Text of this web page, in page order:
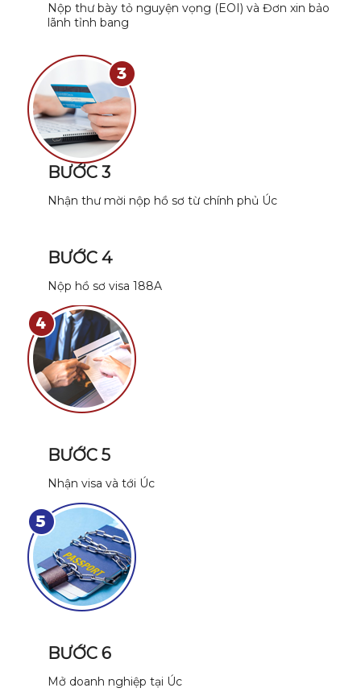
Nộp thư bày tỏ nguyện vọng (EOI) và Đơn xin bảo
lãnh tỉnh bang
BƯỚC 3
Nhận thư mời nộp hồ sơ từ chính phủ Úc
BƯỚC 4
Nộp hồ sơ visa 188A
BƯỚC 5
Nhận visa và tới Úc
BƯỚC 6
Mở doanh nghiệp tại Úc